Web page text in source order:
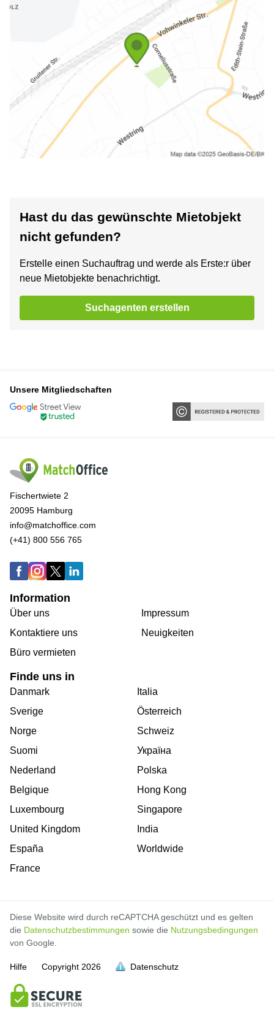
Hast du das gewünschte Mietobjekt
nicht gefunden?
Erstelle einen Suchauftrag und werde als Erste:r über
neue Mietobjekte benachrichtigt.
Suchagenten erstellen
Unsere Mitgliedschaften
Fischertwiete 2
20095 Hamburg
info@matchoffice.com
(+41) 800 556 765
Information
Über uns
Kontaktiere uns
Büro vermieten
Impressum
Neuigkeiten
Finde uns in
Danmark
Sverige
Norge
Suomi
Nederland
Belgique
Luxembourg
United Kingdom
España
France
Italia
Österreich
Schweiz
Україна
Polska
Hong Kong
Singapore
India
Worldwide
Diese Website wird durch reCAPTCHA geschützt und es gelten
die Datenschutzbestimmungen sowie die Nutzungsbedingungen
von Google.
Hilfe Copyright 2026 Datenschutz